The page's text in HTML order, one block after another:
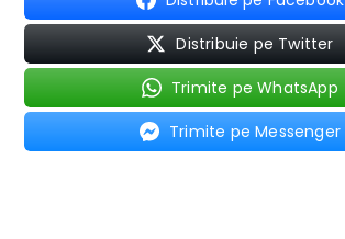
Distribuie pe Twitter
Trimite pe WhatsApp
Trimite pe Messenger